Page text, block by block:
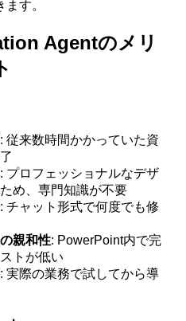
す。
Agentのメリ
: 従来数時間かかっていた資
: プロフェッショナルなデザ
め、専門知識が不要
: チャット形式で何度でも修
親和性: PowerPoint内で完
トが低い
: 実際の業務で試してから導